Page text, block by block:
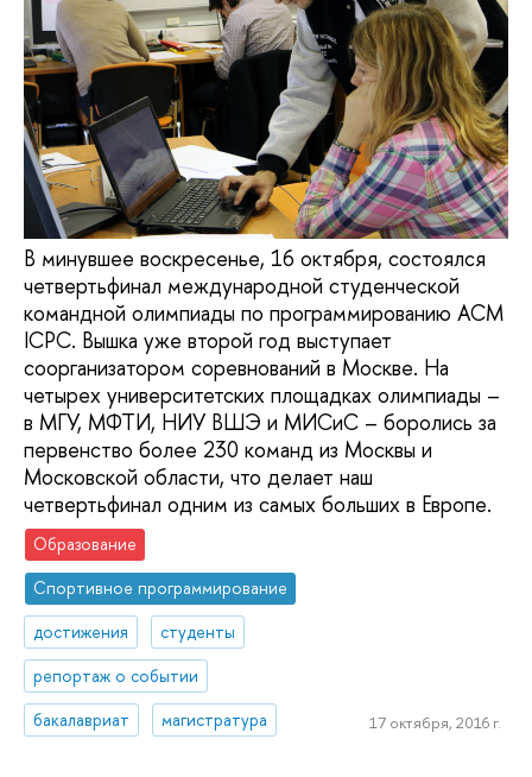
В минувшее воскресенье, 16 октября, состоялся
четвертьфинал международной студенческой
командной олимпиады по программированию ACM
ICPC. Вышка уже второй год выступает
соорганизатором соревнований в Москве. На
четырех университетских площадках олимпиады –
в МГУ, МФТИ, НИУ ВШЭ и МИСиС – боролись за
первенство более 230 команд из Москвы и
Московской области, что делает наш
четвертьфинал одним из самых больших в Европе.
Образование
Спортивное программирование
достижения
студенты
репортаж о событии
бакалавриат
магистратура 17 октября, 2016 г.